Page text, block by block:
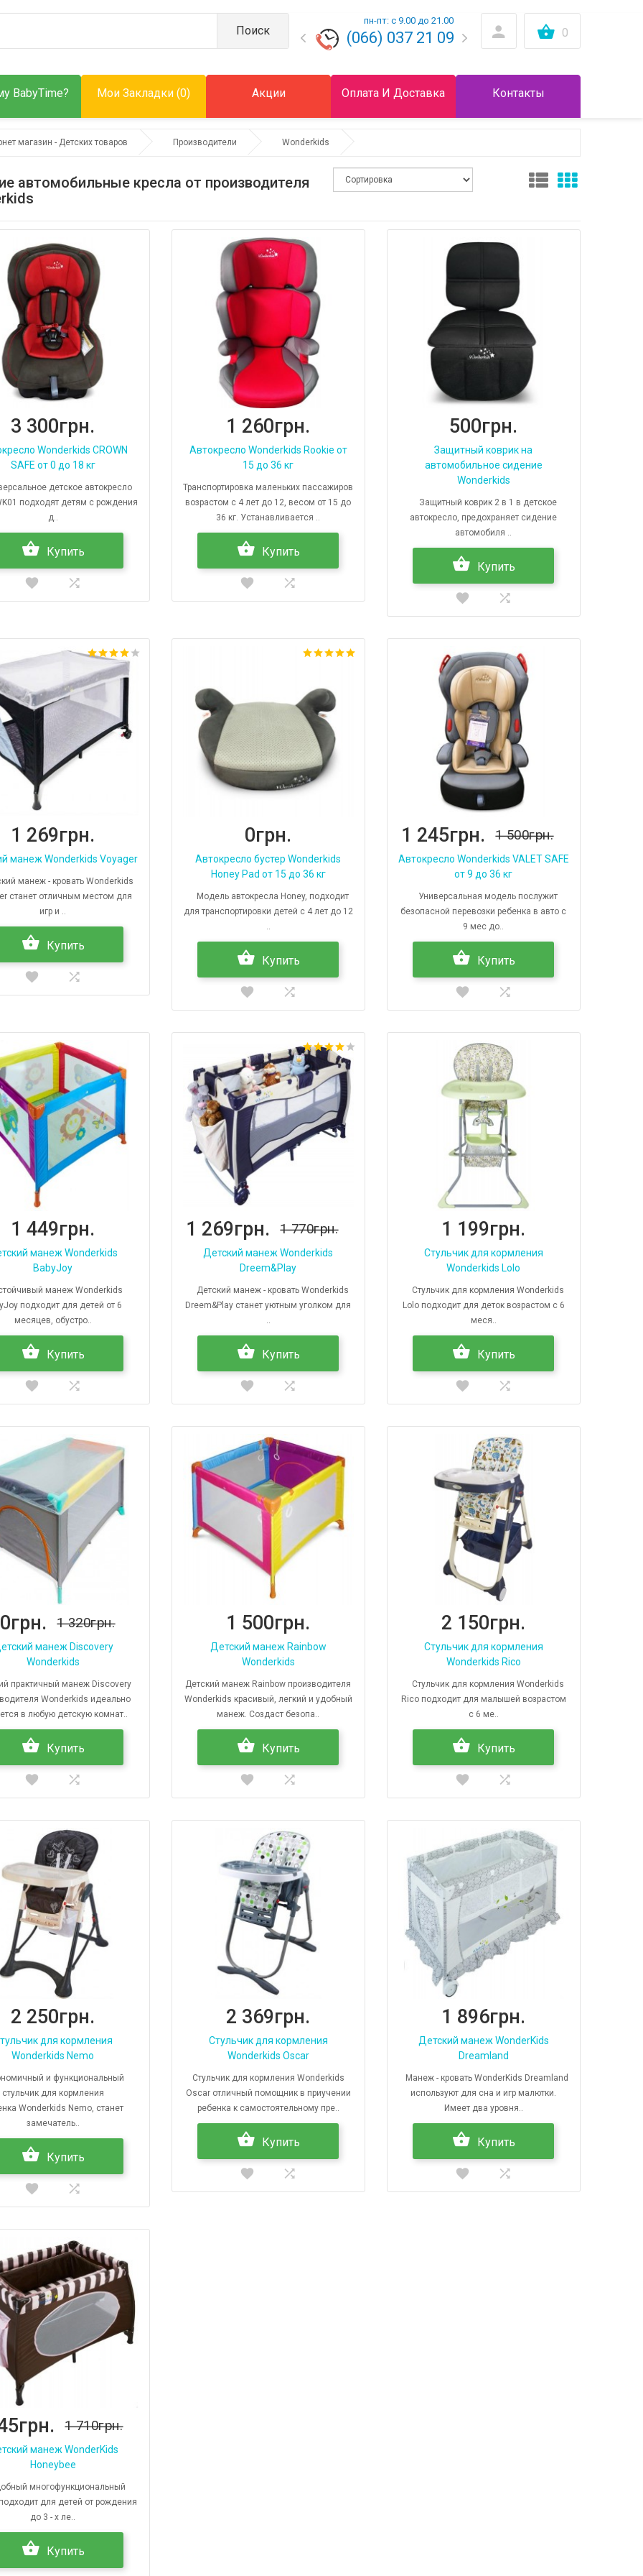
0
Поиск
пн-пт: с 9.00 до 21.00
(066) 037 21 09
BabyTime? Мои Закладки (0) Акции Оплата И Доставка Контакты
магазин - Детских товаров Производители Wonderkids
автомобильные кресла от производителя
3 300грн.
Wonderkids CROWN
SAFE от 0 до 18 кг
детское автокресло
подходят детям с рождения
д..
Купить
1 260грн.
Автокресло Wonderkids Rookie от
15 до 36 кг
Транспортировка маленьких пассажиров
возрастом с 4 лет до 12, весом от 15 до
36 кг. Устанавливается ..
Купить
500грн.
Защитный коврик на
автомобильное сидение
Wonderkids
Защитный коврик 2 в 1 в детское
автокресло, предохраняет сидение
автомобиля ..
Купить
1 269грн.
манеж Wonderkids Voyager
манеж - кровать Wonderkids
станет отличным местом для
игр и ..
Купить
0грн.
Автокресло бустер Wonderkids
Honey Pad от 15 до 36 кг
Модель автокресла Honey, подходит
для транспортировки детей с 4 лет до 12
..
Купить
1 245грн. 1 500грн.
Автокресло Wonderkids VALET SAFE
от 9 до 36 кг
Универсальная модель послужит
безопасной перевозки ребенка в авто с
9 мес до..
Купить
1 449грн.
манеж Wonderkids
BabyJoy
манеж Wonderkids
подходит для детей от 6
месяцев, обустро..
Купить
1 269грн. 1 770грн.
Детский манеж Wonderkids
Dreem&Play
Детский манеж - кровать Wonderkids
Dreem&Play станет уютным уголком для
..
Купить
1 199грн.
Стульчик для кормления
Wonderkids Lolo
Стульчик для кормления Wonderkids
Lolo подходит для деток возрастом с 6
меся..
Купить
1 320грн.
манеж Discovery
Wonderkids
практичный манеж Discovery
Wonderkids идеально
в любую детскую комнат..
Купить
1 500грн.
Детский манеж Rainbow
Wonderkids
Детский манеж Rainbow производителя
Wonderkids красивый, легкий и удобный
манеж. Создаст безопа..
Купить
2 150грн.
Стульчик для кормления
Wonderkids Rico
Стульчик для кормления Wonderkids
Rico подходит для малышей возрастом
с 6 ме..
Купить
2 250грн.
для кормления
Wonderkids Nemo
и функциональный
стульчик для кормления
Wonderkids Nemo, станет
замечатель..
Купить
2 369грн.
Стульчик для кормления
Wonderkids Oscar
Стульчик для кормления Wonderkids
Oscar отличный помощник в приучении
ребенка к самостоятельному пре..
Купить
1 896грн.
Детский манеж WonderKids
Dreamland
Манеж - кровать WonderKids Dreamland
используют для сна и игр малютки.
Имеет два уровня..
Купить
1 710грн.
манеж WonderKids
Honeybee
многофункциональный
для детей от рождения
до 3 - х ле..
Купить